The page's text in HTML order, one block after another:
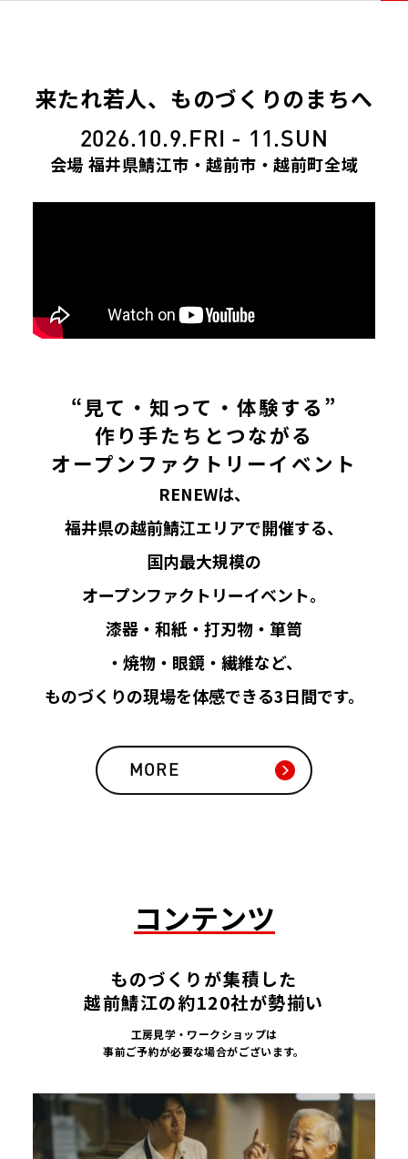
イベント一覧
来たれ若人、ものづくりのまちへ
2026.10.9.FRI - 11.SUN
会場 福井県鯖江市・越前市・越前町全域
“見て・知って・体験する”
作り手たちとつながる
オープンファクトリーイベント
RENEWは、
福井県の越前鯖江エリアで開催する、
国内最大規模の
オープンファクトリーイベント。
漆器・和紙・打刃物・箪笥
・焼物・眼鏡・繊維など、
ものづくりの現場を体感できる3日間です。
MORE
コンテンツ
ものづくりが集積した
越前鯖江の約120社が勢揃い
工房見学・ワークショップは
事前ご予約が必要な場合がございます。